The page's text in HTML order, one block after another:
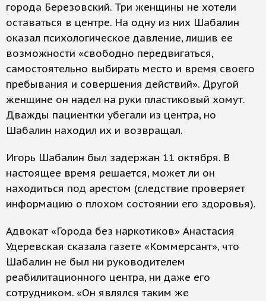
города Березовский. Три женщины не хотели
оставаться в центре. На одну из них Шабалин
оказал психологическое давление, лишив ее
возможности «свободно передвигаться,
самостоятельно выбирать место и время своего
пребывания и совершения действий». Другой
женщине он надел на руки пластиковый хомут.
Дважды пациентки убегали из центра, но
Шабалин находил их и возвращал.
Игорь Шабалин был задержан 11 октября. В
настоящее время решается, может ли он
находиться под арестом (следствие проверяет
информацию о плохом состоянии его здоровья).
Адвокат «Города без наркотиков» Анастасия
Удеревская сказала газете «Коммерсант», что
Шабалин не был ни руководителем
реабилитационного центра, ни даже его
сотрудником. «Он являлся таким же